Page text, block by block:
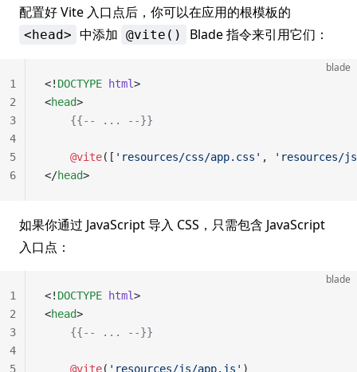
配置好 Vite 入口点后，你可以在应用的根模板的
<head> 中添加 @vite() Blade 指令来引用它们：
blade
<! DOCTYPE html>
<head>
    {{-- ... --}}
    @vite
([ 'resources/css/app.css' ,
'resources/
</head>
1
2
3
4
5
6
如果你通过 JavaScript 导入 CSS，只需包含 JavaScript
入口点：
blade
<! DOCTYPE html>
<head>
    {{-- ... --}}
    @vite
( 'resources/js/app.js' )
1
2
3
4
5